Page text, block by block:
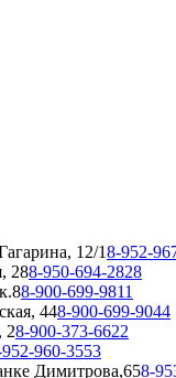
12/18-952-
288-950-694-2828
8-900-699-9811
448-900-699-9044
28-900-373-6622
960-3553
Димитрова,658-